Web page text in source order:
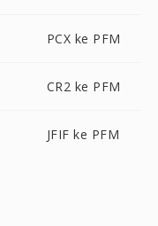
PCX ke PFM
CR2 ke PFM
JFIF ke PFM